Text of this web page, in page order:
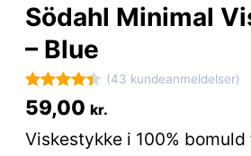
Södahl Minimal
– Blue
Bedømt
som
ud af 5
43
(43 kundeanmeldelser)
59,00 kr.
Viskestykke i 100% bomuld